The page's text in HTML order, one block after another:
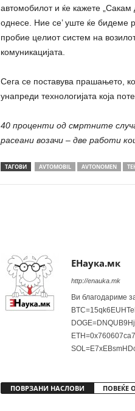
автомобилот и ќе кажете
однесе. Ние се’ уште ќе бидеме
пробие целиот систем на
комуникацијата.
Сега се поставува прашањето,
унапреди технологијата која
40 проценти од смртните
расеани возачи – две работи
ТАГОВИ AVTOMOBIL AVTONOMEN
ЕНаука.мк
http://enauka.mk
Ви благодариме
ПОВРЗАНИ НАСЛОВИ ПОВЕЌЕ